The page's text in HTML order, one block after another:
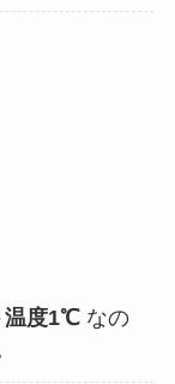
温度1℃なの